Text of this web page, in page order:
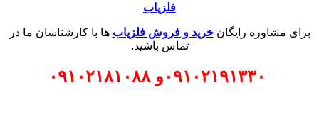
فلزیاب
برای مشاوره رایگانخرید و فروش فلزیاب ها با کارشناسان ما در
تماس باشید.
۰۹۱۰۲۱۹۱۳۳۰ و ۰۹۱۰۲۱۸۱۰۸۸